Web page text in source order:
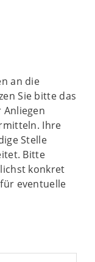
an die
Sie bitte das
Ihre
Stelle
Bitte
konkret
eventuelle